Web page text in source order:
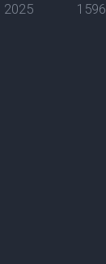
2025